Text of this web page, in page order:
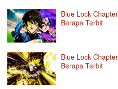
Blue Lock
Berapa Terbit
Blue Lock
Berapa Terbit